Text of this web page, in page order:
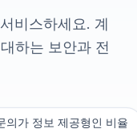
비스하세요. 계
하는 보안과 전
의가 정보 제공형인 비율